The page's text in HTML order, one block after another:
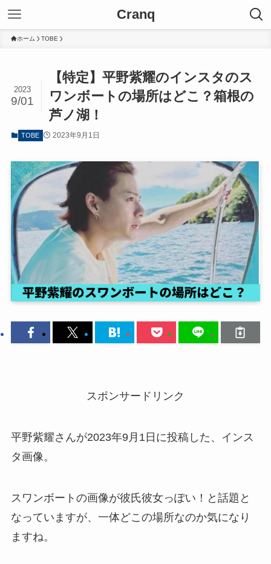
Cranq
ホーム TOBE
【特定】平野紫耀のインスタのス
ワンボートの場所はどこ？箱根の
芦ノ湖！
2023
9/01
TOBE 2023年9月1日
スポンサードリンク
平野紫耀さんが2023年9月1日に投稿した、インス
タ画像。
スワンボートの画像が彼氏彼女っぽい！と話題と
なっていますが、一体どこの場所なのか気になり
ますね。